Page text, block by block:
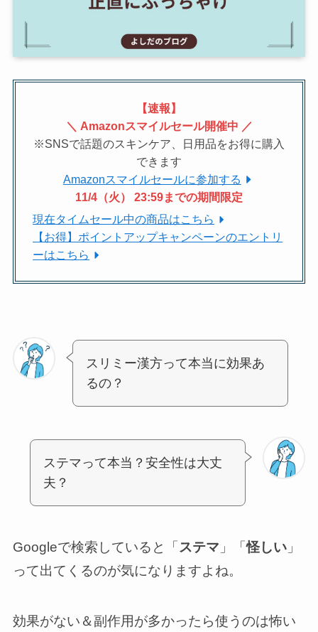
【速報】
＼ Amazonスマイルセール開催中 ／
※SNSで話題のスキンケア、日用品をお得に購入
できます
Amazonスマイルセールに参加する
11/4（火） 23:59までの期間限定
現在タイムセール中の商品はこちら
【お得】ポイントアップキャンペーンのエントリ
ーはこちら
スリミー漢方って本当に効果あ
るの？
ステマって本当？安全性は大丈
夫？
Googleで検索していると「 ステマ 」「怪しい」
って出てくるのが気になりますよね。
効果がない＆副作用が多かったら使うのは怖い